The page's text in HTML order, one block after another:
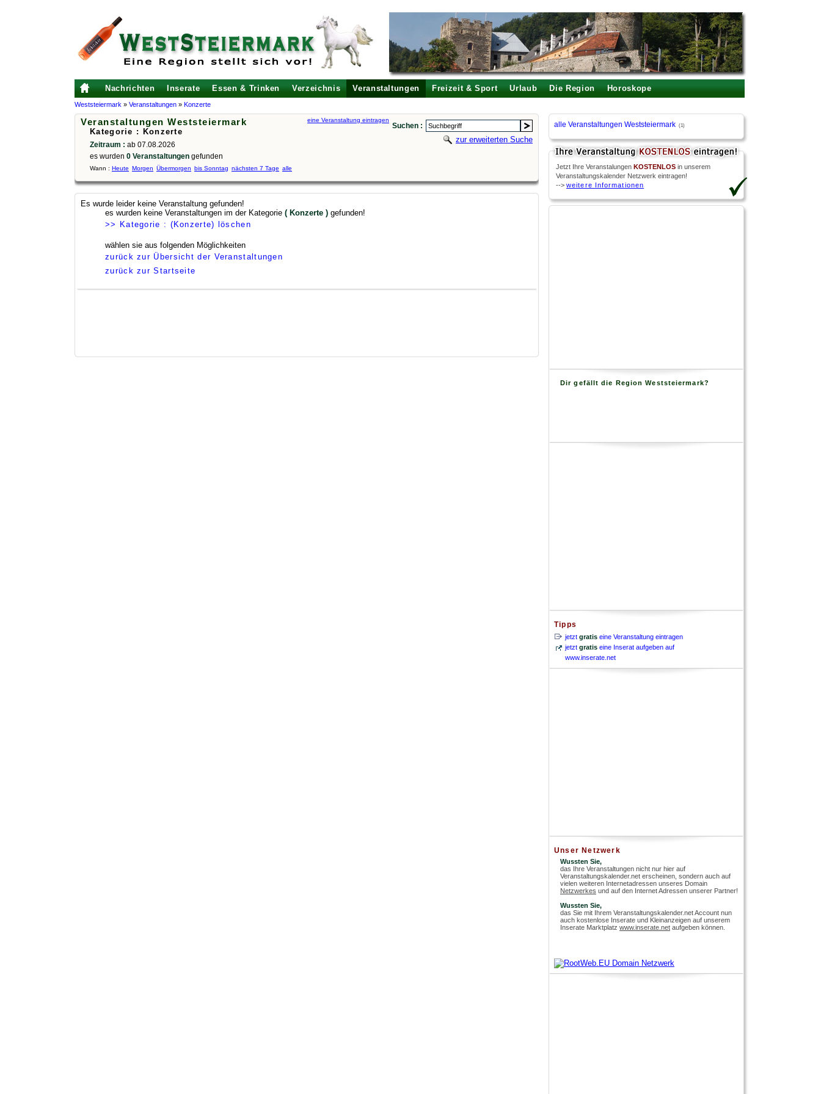
Nachrichten Inserate Essen & Trinken Verzeichnis Veranstaltungen Freizeit & Sport Urlaub Die Region Horoskope
Weststeiermark » Veranstaltungen » Konzerte
Veranstaltungen Weststeiermark
Kategorie : Konzerte
Zeitraum : ab 07.08.2026
es wurden 0 Veranstaltungen gefunden
Wann : Heute Morgen Übermorgen bis Sonntag nächsten 7 Tage alle
Suchen :
zur erweiterten Suche
eine Veranstaltung eintragen
Es wurde leider keine Veranstaltung gefunden!
es wurden keine Veranstaltungen im der Kategorie ( Konzerte ) gefunden!
>> Kategorie : (Konzerte) löschen
wählen sie aus folgenden Möglichkeiten
zurück zur Übersicht der Veranstaltungen
zurück zur Startseite
alle Veranstaltungen Weststeiermark (1)
Jetzt Ihre Veranstalungen KOSTENLOS in unserem
Veranstaltungskalender Netzwerk eintragen!
--> weitere Informationen
Dir gefällt die Region Weststeiermark?
Tipps
jetzt gratis eine Veranstaltung eintragen
jetzt gratis eine Inserat aufgeben auf
www.inserate.net
Unser Netzwerk
Wussten Sie,
das Ihre Veranstaltungen nicht nur hier auf
Veranstaltungskalender.net erscheinen, sondern auch auf
vielen weiteren Internetadressen unseres Domain
Netzwerkes und auf den Internet Adressen unserer Partner!
Wussten Sie,
das Sie mit Ihrem Veranstaltungskalender.net Account nun
auch kostenlose Inserate und Kleinanzeigen auf unserem
Inserate Marktplatz www.inserate.net aufgeben können.